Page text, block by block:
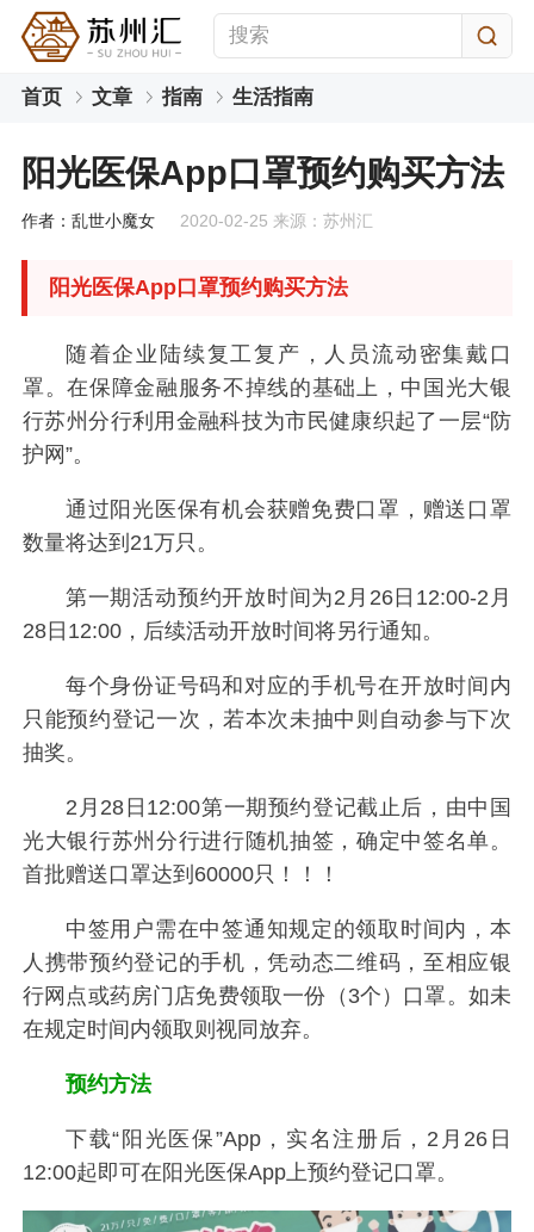
首页 文章 指南 生活指南
阳光医保App口罩预约购买方法
作者：乱世小魔女 2020-02-25 来源：苏州汇
阳光医保App口罩预约购买方法
随着企业陆续复工复产，人员流动密集戴口
罩。在保障金融服务不掉线的基础上，中国光大银
行苏州分行利用金融科技为市民健康织起了一层“防
护网”。
通过阳光医保有机会获赠免费口罩，赠送口罩
数量将达到21万只。
第一期活动预约开放时间为2月26日12:00-2月
28日12:00，后续活动开放时间将另行通知。
每个身份证号码和对应的手机号在开放时间内
只能预约登记一次，若本次未抽中则自动参与下次
抽奖。
2月28日12:00第一期预约登记截止后，由中国
光大银行苏州分行进行随机抽签，确定中签名单。
首批赠送口罩达到60000只！！！
中签用户需在中签通知规定的领取时间内，本
人携带预约登记的手机，凭动态二维码，至相应银
行网点或药房门店免费领取一份（3个）口罩。如未
在规定时间内领取则视同放弃。
预约方法
下载“阳光医保”App，实名注册后，2月26日
12:00起即可在阳光医保App上预约登记口罩。